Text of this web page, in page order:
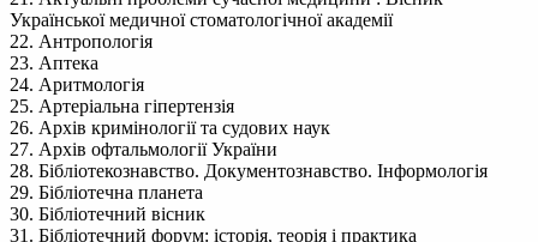
Української медичної стоматологічної академії
22. Антропологія
23. Аптека
24. Аритмологія
25. Артеріальна гіпертензія
26. Архів кримінології та судових наук
27. Архів офтальмології України
28. Бібліотекознавство. Документознавство. Інформологія
29. Бібліотечна планета
30. Бібліотечний вісник
31. Бібліотечний форум: історія, теорія і практика